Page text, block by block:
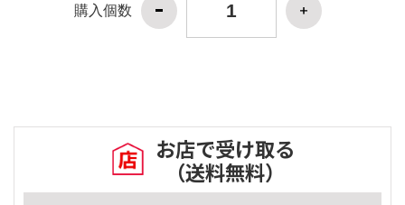
購入個数
お店で受け取る
（送料無料）